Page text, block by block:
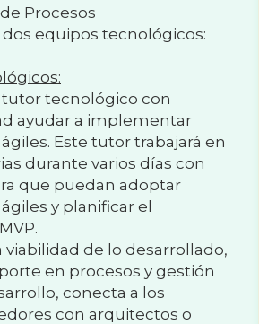
Procesos
dos equipos tecnológicos:
tutor tecnológico con
ayudar a implementar
Este tutor trabajará en
durante varios días con
que puedan adoptar
y planificar el
viabilidad de lo desarrollado,
en procesos y gestión
conecta a los
con arquitectos o